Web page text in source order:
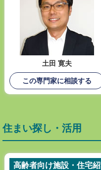
土田 寛夫
この専門家に相談する
住まい探し・活用
高齢者向け施設・住宅紹